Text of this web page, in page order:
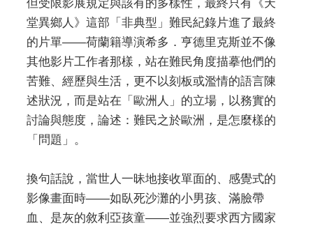
但受限影展規定與該有的多樣性，最終只有《天
堂異鄉人》這部「非典型」難民紀錄片進了最終
的片單——荷蘭籍導演希多．亨德里克斯並不像
其他影片工作者那樣，站在難民角度描摹他們的
苦難、經歷與生活，更不以刻板或濫情的語言陳
述狀況，而是站在「歐洲人」的立場，以務實的
討論與態度，論述：難民之於歐洲，是怎麼樣的
「問題」。
換句話說，當世人一昧地接收單面的、感覺式的
影像畫面時——如臥死沙灘的小男孩、滿臉帶
血、是灰的敘利亞孩童——並強烈要求西方國家